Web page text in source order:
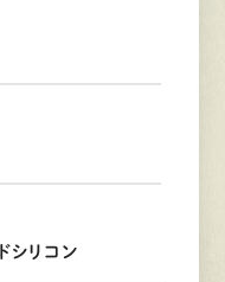
シリコン